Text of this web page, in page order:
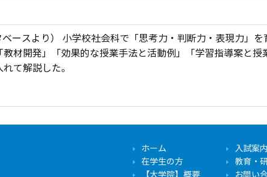
ースより） 小学校社会科で「思考力・判断力・表現力」
材開発」「効果的な授業手法と活動例」「学習指導案と
て解説した。
ホーム 入試案内
在学生の方
教育・
【大学院】概要
お問い